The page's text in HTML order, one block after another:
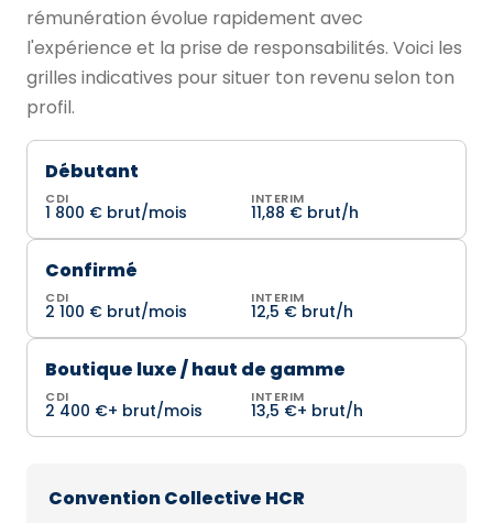
rémunération évolue rapidement avec
l'expérience et la prise de responsabilités. Voici les
grilles indicatives pour situer ton revenu selon ton
profil.
Débutant
CDI
1 800 € brut/mois
INTERIM
11,88 € brut/h
Confirmé
CDI
2 100 € brut/mois
INTERIM
12,5 € brut/h
Boutique luxe / haut de gamme
CDI
2 400 €+ brut/mois
INTERIM
13,5 €+ brut/h
Convention Collective HCR